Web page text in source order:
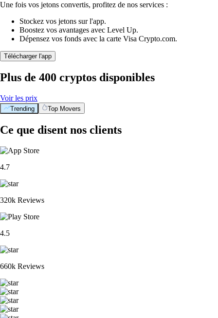
Une fois vos jetons convertis, profitez de nos services :
Stockez vos jetons sur l'app.
Boostez vos avantages avec Level Up.
Dépensez vos fonds avec la carte Visa Crypto.com.
Télécharger l'app
Plus de 400 cryptos disponibles
Voir les prix
Trending Top Movers
Ce que disent nos clients
4.7
320k Reviews
4.5
660k Reviews